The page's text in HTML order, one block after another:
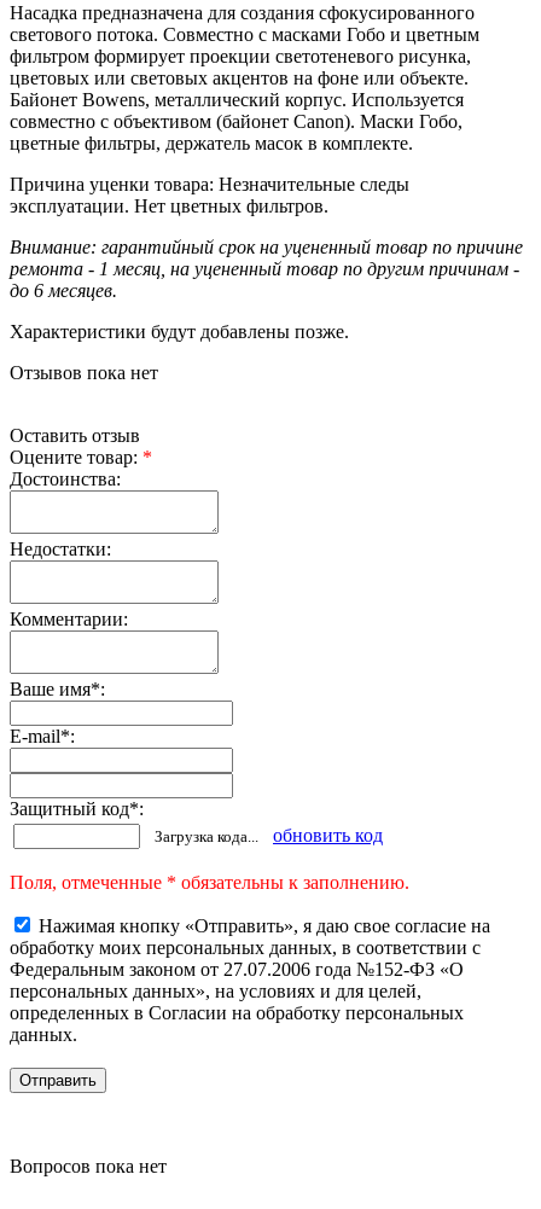
Насадка предназначена для создания сфокусированного
светового потока. Совместно с масками Гобо и цветным
фильтром формирует проекции светотеневого рисунка,
цветовых или световых акцентов на фоне или объекте.
Байонет Bowens, металлический корпус. Используется
совместно с объективом (байонет Canon). Маски Гобо,
цветные фильтры, держатель масок в комплекте.
Причина уценки товара: Незначительные следы
эксплуатации. Нет цветных фильтров.
Внимание: гарантийный срок на уцененный товар по причине
ремонта - 1 месяц, на уцененный товар по другим причинам -
до 6 месяцев.
Характеристики будут добавлены позже.
Отзывов пока нет
Оставить отзыв
Оцените товар: *
Достоинства:
Недостатки:
Комментарии:
Ваше имя*:
E-mail*:
Защитный код*:
Загрузка кода... обновить код
Поля, отмеченные * обязательны к заполнению.
Нажимая кнопку «Отправить», я даю свое согласие на
обработку моих персональных данных, в соответствии с
Федеральным законом от 27.07.2006 года №152-ФЗ «О
персональных данных», на условиях и для целей,
определенных в Согласии на обработку персональных
данных.
Вопросов пока нет